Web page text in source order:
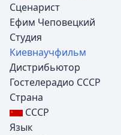
Сценарист
Ефим Чеповецкий
Студия
Киевнаучфильм
Дистрибьютор
Гостелерадио СССР
Страна
СССР
Язык